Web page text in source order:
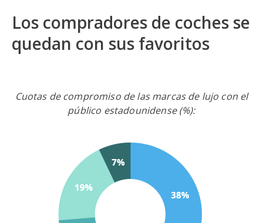
Los compradores de coches se
quedan con sus favoritos
Cuotas de compromiso de las marcas de lujo con el
público estadounidense (%):